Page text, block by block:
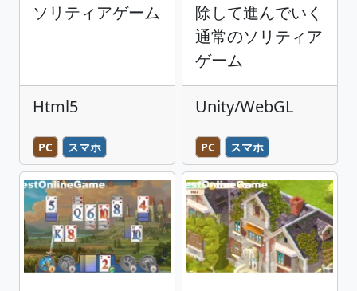
ソリティアゲーム
Html5
PC スマホ
除して進んでいく
通常のソリティア
ゲーム
Unity/WebGL
PC スマホ